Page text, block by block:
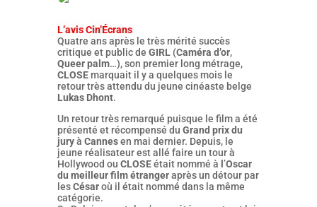
L’avis Cin’Écrans
Quatre ans après le très mérité succès
critique et public de GIRL(Caméra d’or,
Queer palm…), son premier long métrage,
CLOSEmarquait il y a quelques mois le
retour très attendu du jeune cinéaste belge
Lukas Dhont.
Un retour très remarqué puisque le film a été
présenté et récompensé du Grand prix du
juryà Cannesen mai dernier. Depuis, le
jeune réalisateur est allé faire un tour à
Hollywood ou CLOSEétait nommé à ’Oscar
du meilleur film étrangeraprès un détour par
lesCésaroù il était nommé dans la même
catégorie.